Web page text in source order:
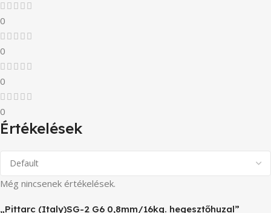
0
0
0
0
Értékelések
Még nincsenek értékelések.
„Pittarc (Italy)SG-2 G6 0,8mm/16kg. hegesztőhuzal”